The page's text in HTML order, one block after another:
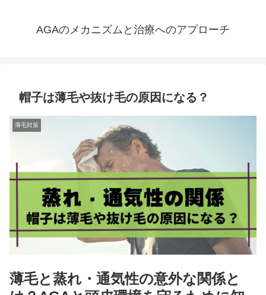
AGAのメカニズムと治療へのアプローチ
帽子は薄毛や抜け毛の原因になる？
薄毛対策
薄毛と蒸れ・通気性の意外な関係と